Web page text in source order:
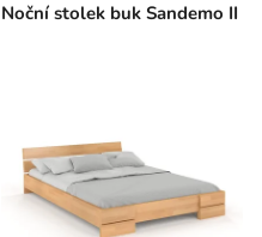
Noční stolek buk Sandemo II